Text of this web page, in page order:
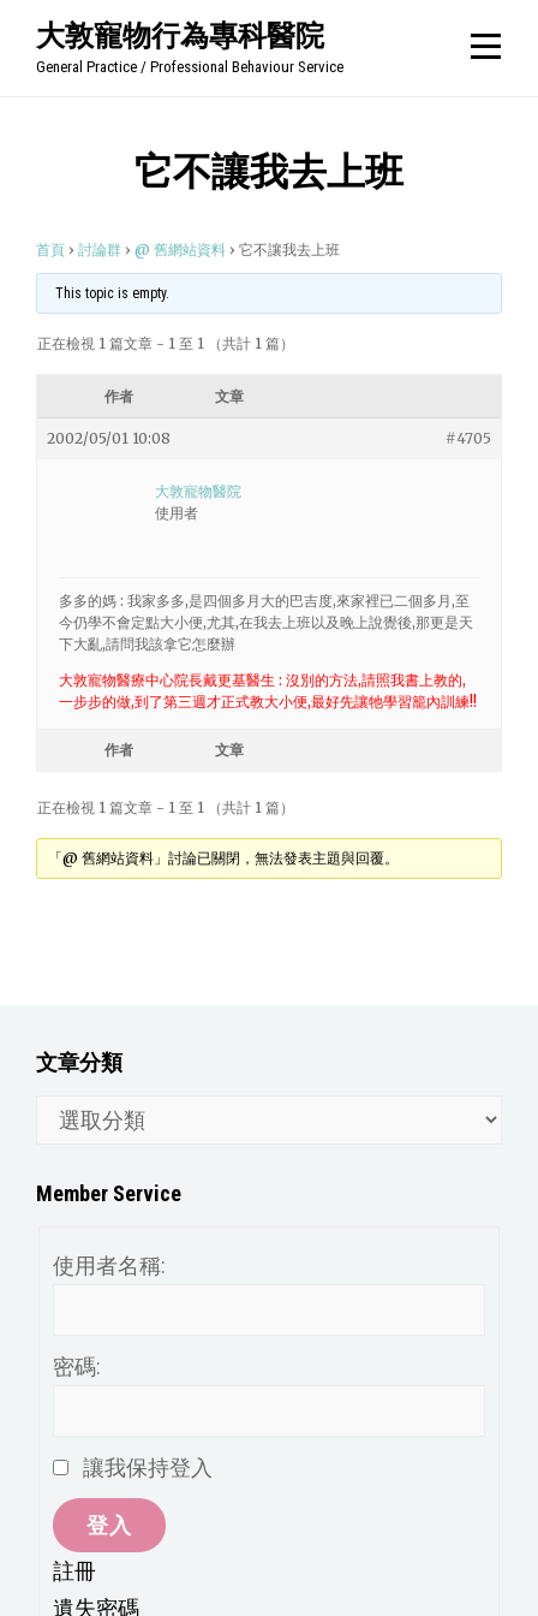
大敦寵物行為專科醫院
General Practice / Professional Behaviour Service
它不讓我去上班
首頁 › 討論群 › @ 舊網站資料 › 它不讓我去上班
This topic is empty.
正在檢視 1 篇文章 - 1 至 1 （共計 1 篇）
作者 文章
2002/05/01 10:08 #4705
大敦寵物醫院
使用者
多多的媽 : 我家多多,是四個多月大的巴吉度,來家裡已二個多月,至
今仍學不會定點大小便,尤其,在我去上班以及晚上說覺後,那更是天
下大亂,請問我該拿它怎麼辦
大敦寵物醫療中心院長戴更基醫生 : 沒別的方法,請照我書上教的,
一步步的做,到了第三週才正式教大小便,最好先讓牠學習籠內訓練!!
作者 文章
正在檢視 1 篇文章 - 1 至 1 （共計 1 篇）
「@ 舊網站資料」討論已關閉，無法發表主題與回覆。
文章分類
分
Member Service
使用者名稱:
密碼:
讓我保持登入
登入
註冊
遺失密碼